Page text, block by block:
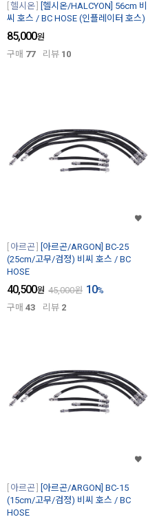
헬시온
[헬시온/HALCYON] 56cm 비
씨 호스 / BC HOSE (인플레이터 호스)
85,000원
구매 77 리뷰 10
아르곤
[아르곤/ARGON] BC-25
(25cm/고무/검정) 비씨 호스 / BC
HOSE
40,500원 45,000원 10%
구매 43 리뷰 2
아르곤
[아르곤/ARGON] BC-15
(15cm/고무/검정) 비씨 호스 / BC
HOSE